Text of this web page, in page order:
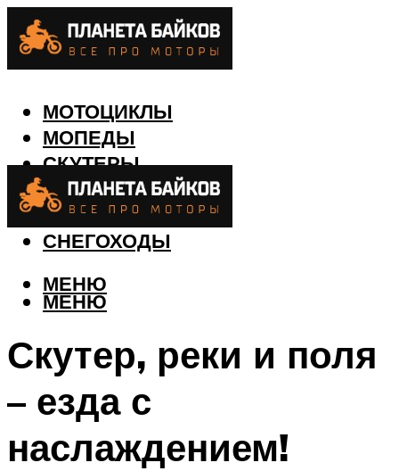
МОТОЦИКЛЫ
МОПЕДЫ
СКУТЕРЫ
КВАДРОЦИКЛЫ
ЛОДКИ
СНЕГОХОДЫ
МЕНЮ
МЕНЮ
Скутер, реки и поля
– езда с
наслаждением!